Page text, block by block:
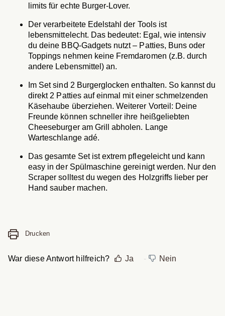
limits für echte Burger-Lover.
Der verarbeitete Edelstahl der Tools ist
lebensmittelecht. Das bedeutet: Egal, wie intensiv
du deine BBQ-Gadgets nutzt – Patties, Buns oder
Toppings nehmen keine Fremdaromen (z.B. durch
andere Lebensmittel) an.
Im Set sind 2 Burgerglocken enthalten. So kannst du
direkt 2 Patties auf einmal mit einer schmelzenden
Käsehaube überziehen. Weiterer Vorteil: Deine
Freunde können schneller ihre heißgeliebten
Cheeseburger am Grill abholen. Lange
Warteschlange adé.
Das gesamte Set ist extrem pflegeleicht und kann
easy in der Spülmaschine gereinigt werden. Nur den
Scraper solltest du wegen des Holzgriffs lieber per
Hand sauber machen.
War diese Antwort hilfreich? Ja Nein
Drucken